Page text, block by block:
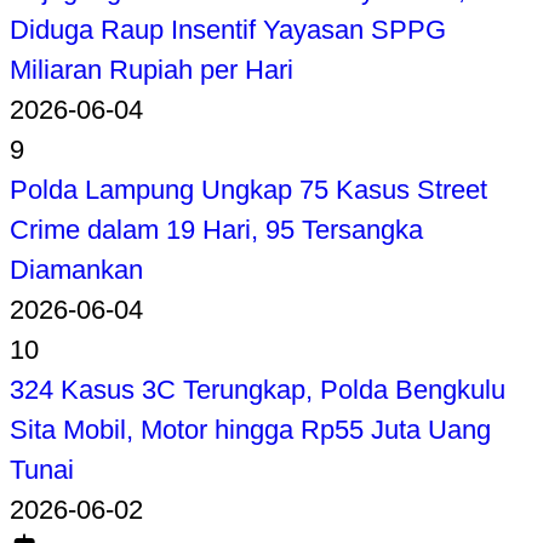
Diduga Raup Insentif Yayasan SPPG
Miliaran Rupiah per Hari
2026-06-04
9
Polda Lampung Ungkap 75 Kasus Street
Crime dalam 19 Hari, 95 Tersangka
Diamankan
2026-06-04
10
324 Kasus 3C Terungkap, Polda Bengkulu
Sita Mobil, Motor hingga Rp55 Juta Uang
Tunai
2026-06-02